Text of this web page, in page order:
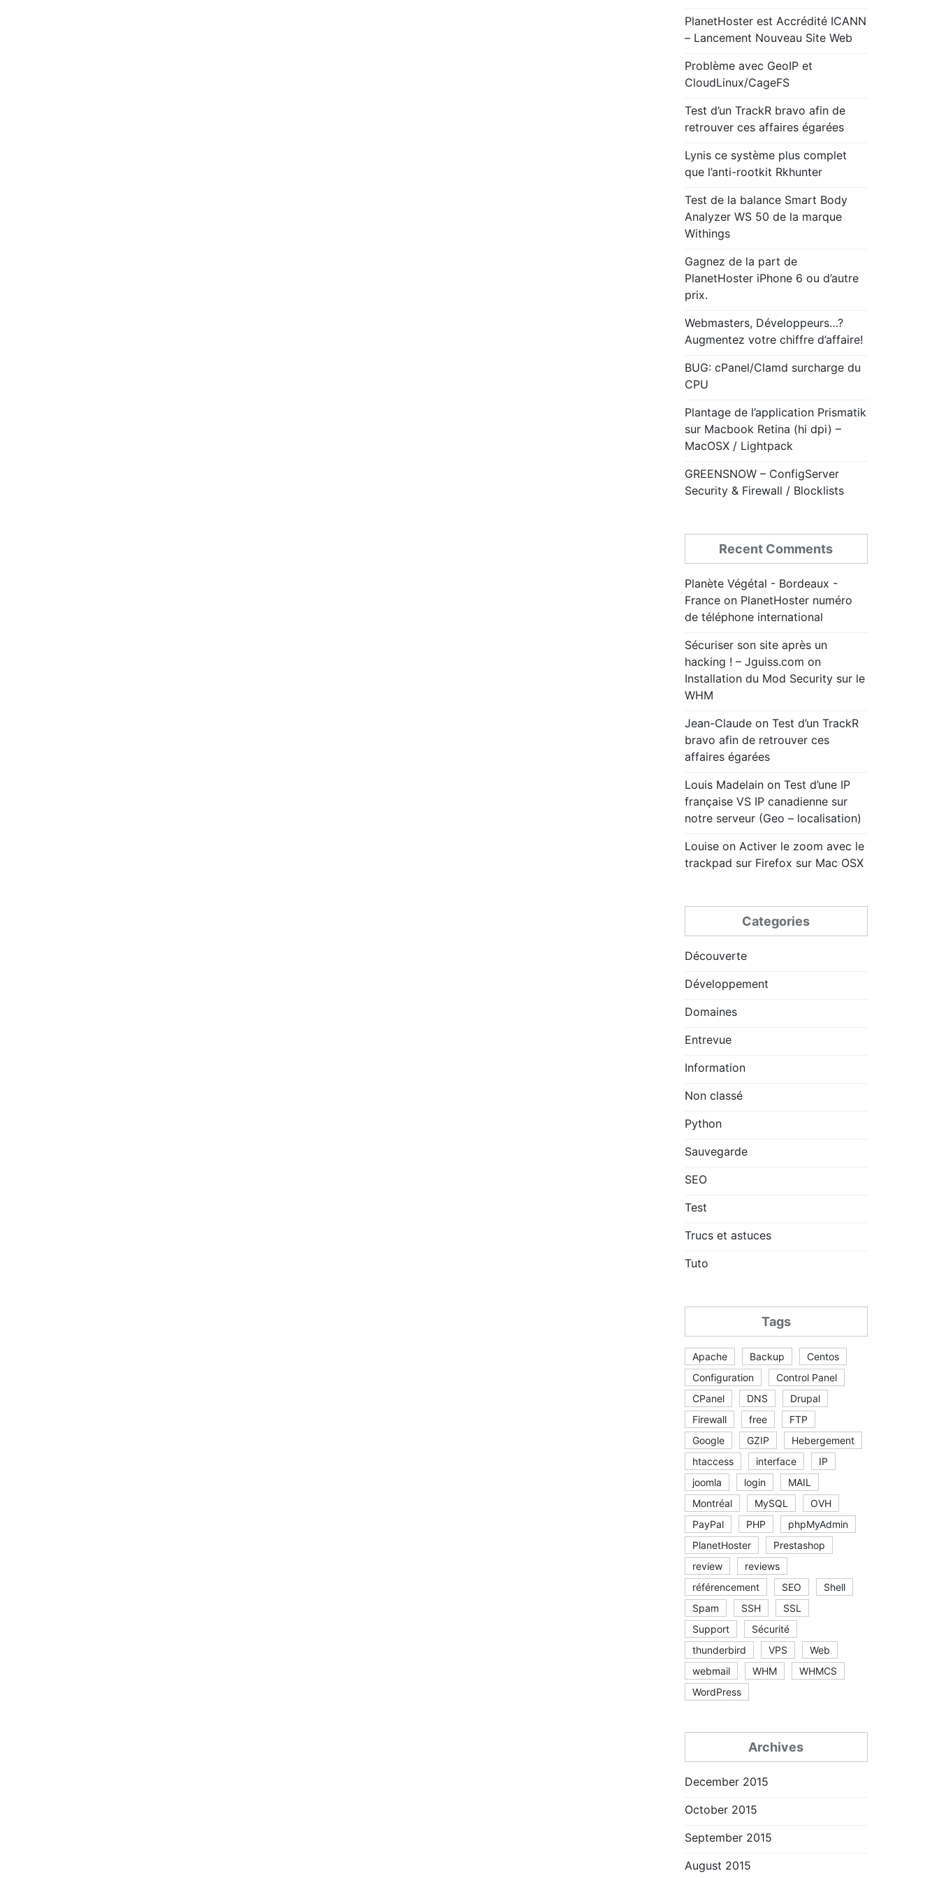
PlanetHoster est Accrédité ICANN
– Lancement Nouveau Site Web
Problème avec GeoIP et
CloudLinux/CageFS
Test d’un TrackR bravo afin de
retrouver ces affaires égarées
Lynis ce système plus complet
que l’anti-rootkit Rkhunter
Test de la balance Smart Body
Analyzer WS 50 de la marque
Withings
Gagnez de la part de
PlanetHoster iPhone 6 ou d’autre
prix.
Webmasters, Développeurs…?
Augmentez votre chiffre d’affaire!
BUG: cPanel/Clamd surcharge du
CPU
Plantage de l’application Prismatik
sur Macbook Retina (hi dpi) –
MacOSX / Lightpack
GREENSNOW – ConfigServer
Security & Firewall / Blocklists
Recent Comments
Planète Végétal - Bordeaux -
Franceon PlanetHoster numéro
de téléphone international
Sécuriser son site après un
hacking ! – Jguiss.com on
Installation du Mod Security sur le
WHM
Jean-Claudeon Test d’un TrackR
bravo afin de retrouver ces
affaires égarées
Louis Madelainon Test d’une IP
française VS IP canadienne sur
notre serveur (Geo – localisation)
Louiseon Activer le zoom avec le
trackpad sur Firefox sur Mac OSX
Categories
Découverte
Développement
Domaines
Entrevue
Information
Non classé
Python
Sauvegarde
SEO
Test
Trucs et astuces
Tuto
Tags
Apache Backup
Centos
Configuration
Control Panel
CPanel
DNS
Drupal
Firewall
free
FTP
Google
GZIP
Hebergement
htaccess
interface
IP
joomla
login
MAIL
Montréal
MySQL
OVH
PayPal
PHP
phpMyAdmin
PlanetHoster
Prestashop
review
reviews
référencement
SEO
Shell
Spam
SSH
SSL
Support
Sécurité
thunderbird
VPS
Web
webmail
WHM
WHMCS
WordPress
Archives
December 2015
October 2015
September 2015
August 2015